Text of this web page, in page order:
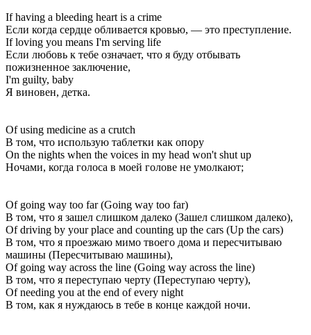
If having a bleeding heart is a crime
Если когда сердце обливается кровью, — это преступление.
If loving you means I'm serving life
Если любовь к тебе означает, что я буду отбывать
пожизненное заключение,
I'm guilty, baby
Я виновен, детка.
Of using medicine as a crutch
В том, что использую таблетки как опору
On the nights when the voices in my head won't shut up
Ночами, когда голоса в моей голове не умолкают;
Of going way too far (Going way too far)
В том, что я зашел слишком далеко (Зашел слишком далеко),
Of driving by your place and counting up the cars (Up the cars)
В том, что я проезжаю мимо твоего дома и пересчитываю
машины (Пересчитываю машины),
Of going way across the line (Going way across the line)
В том, что я переступаю черту (Переступаю черту),
Of needing you at the end of every night
В том, как я нуждаюсь в тебе в конце каждой ночи.